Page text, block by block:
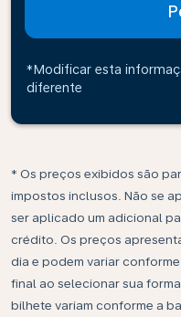
*Modificar esta
diferente
* Os preços exibidos são
impostos inclusos. Não se
ser aplicado um adicional
crédito. Os preços
dia e podem variar
final ao selecionar sua
bilhete variam conforme a